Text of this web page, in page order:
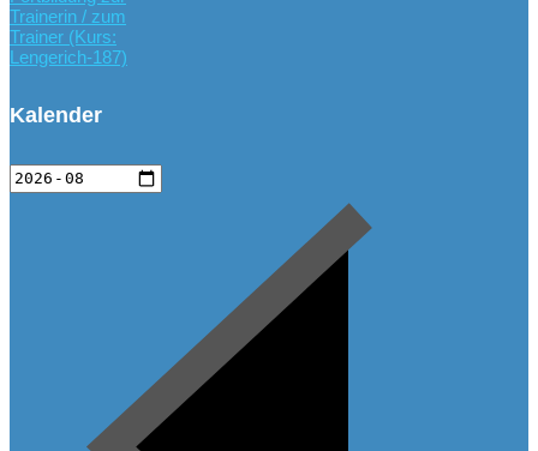
Trainerin / zum
Trainer (Kurs:
Lengerich-187)
Kalender